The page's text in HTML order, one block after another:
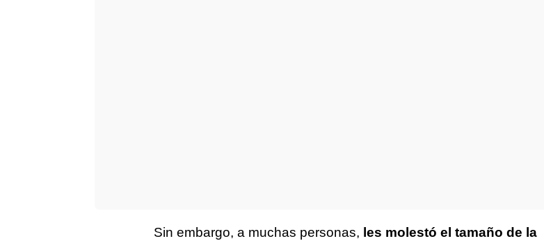
Sin embargo, a muchas personas, les molestó el tamaño de la